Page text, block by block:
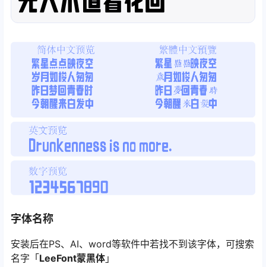
字体名称
安装后在PS、AI、word等软件中若找不到该字体，可搜索
名字「LeeFont蒙黑体 」